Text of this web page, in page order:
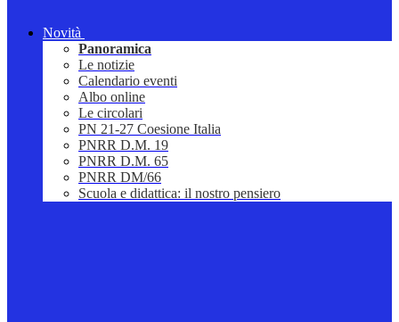
Novità
Panoramica
Le notizie
Calendario eventi
Albo online
Le circolari
PN 21-27 Coesione Italia
PNRR D.M. 19
PNRR D.M. 65
PNRR DM/66
Scuola e didattica: il nostro pensiero